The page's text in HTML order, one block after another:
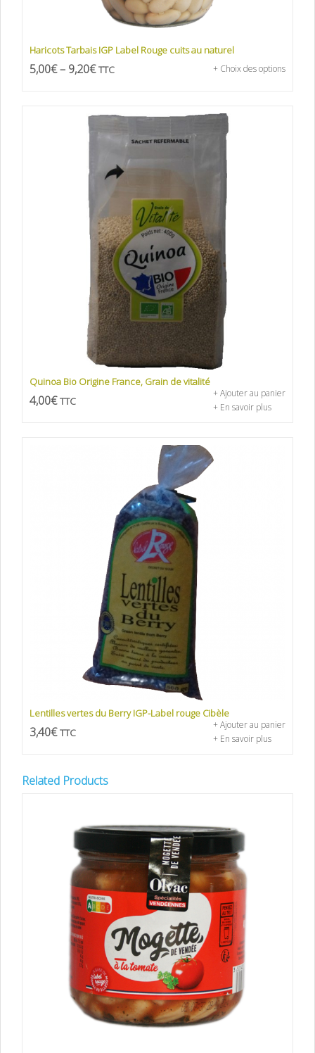
Haricots Tarbais IGP Label Rouge cuits au naturel
5,00€– 9,20€ TTC + Choix des options
Quinoa Bio Origine France, Grain de vitalité
4,00€ TTC
+ Ajouter au panier
+ En savoir plus
Lentilles vertes du Berry IGP-Label rouge Cibèle
3,40€ TTC
+ Ajouter au panier
+ En savoir plus
Related Products